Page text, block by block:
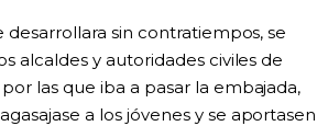
desarrollara sin contratiempos, se
alcaldes y autoridades civiles de
las que iba a pasar la embajada,
a los jóvenes y se aportasen